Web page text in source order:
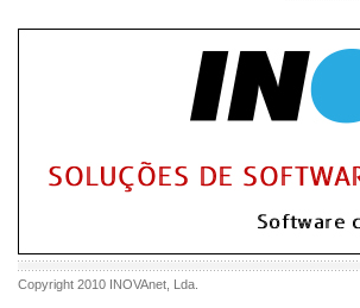
Copyright 2010 INOVAnet , Lda.